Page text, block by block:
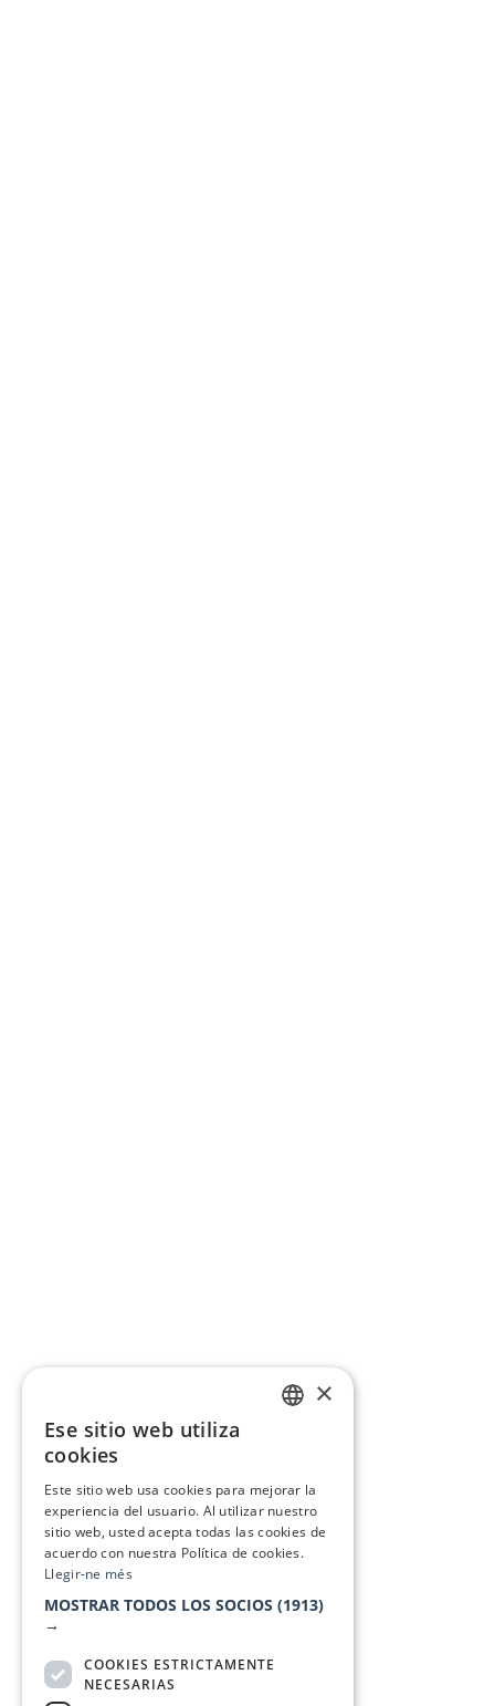
×
Ese sitio web utiliza
cookies
Este sitio web usa cookies para mejorar la
experiencia del usuario. Al utilizar nuestro
sitio web, usted acepta todas las cookies de
acuerdo con nuestra Política de cookies.
Llegir-ne més
MOSTRAR TODOS LOS SOCIOS (1913)
→
COOKIES ESTRICTAMENTE
NECESARIAS